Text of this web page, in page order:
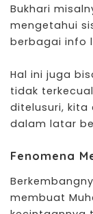
Bukhari
mengetahui
berbagai info
Hal ini juga
tidak
ditelusuri, kita
dalam latar
Fenomena
membuat